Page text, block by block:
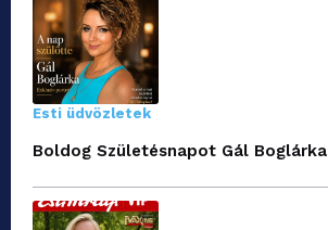
Esti üdvözletek
Boldog Születésnapot Gál Boglárka